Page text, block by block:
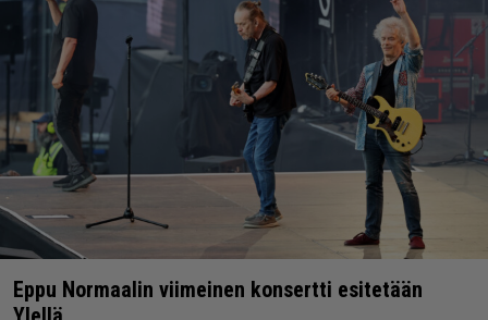
Eppu Normaalin viimeinen konsertti esitetään